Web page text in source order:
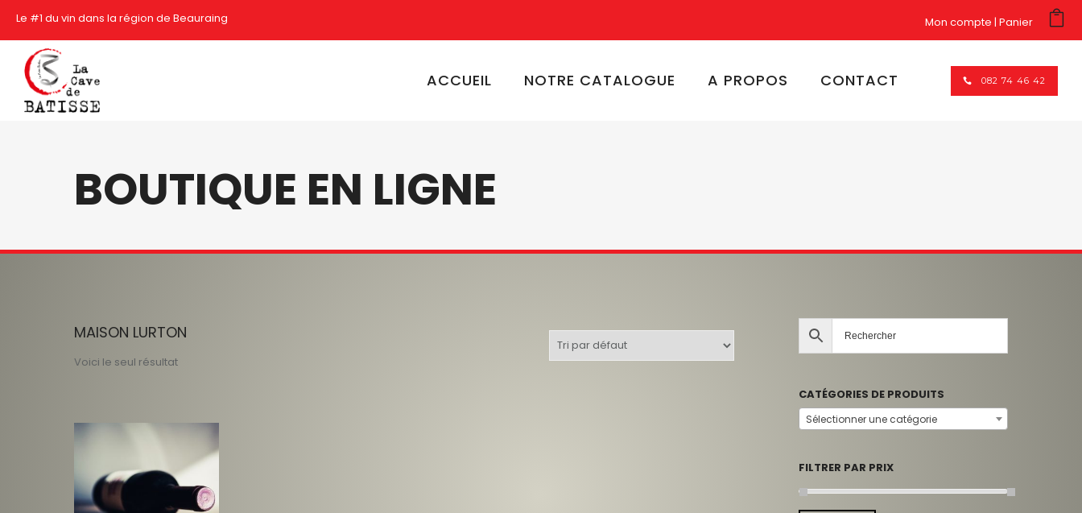
Le #1 du vin dans la région de Beauraing Mon compte Panier
082 74 46 42
ACCUEIL NOTRE CATALOGUE A PROPOS CONTACT
BOUTIQUE EN LIGNE
MAISON LURTON
Voici le seul résultat
CATÉGORIES DE PRODUITS
Sélectionner une catégorie
FILTRER PAR PRIX